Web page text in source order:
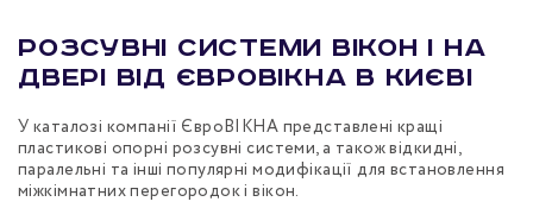
Розсувні системи вікон і на
двері від ЄвроВІКНА в Києві
У каталозі компанії ЄвроВІКНА представлені кращі
пластикові опорні розсувні системи, а також відкидні,
паралельні та інші популярні модифікації для встановлення
міжкімнатних перегородок і вікон.